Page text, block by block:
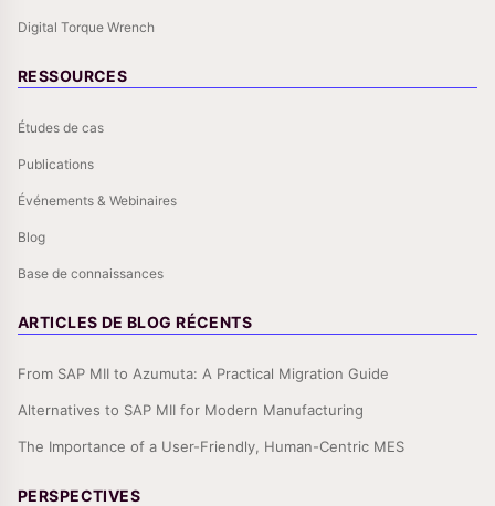
Digital Torque Wrench
RESSOURCES
Études de cas
Publications
Événements & Webinaires
Blog
Base de connaissances
ARTICLES DE BLOG RÉCENTS
From SAP MII to Azumuta: A Practical Migration Guide
Alternatives to SAP MII for Modern Manufacturing
The Importance of a User-Friendly, Human-Centric MES
PERSPECTIVES